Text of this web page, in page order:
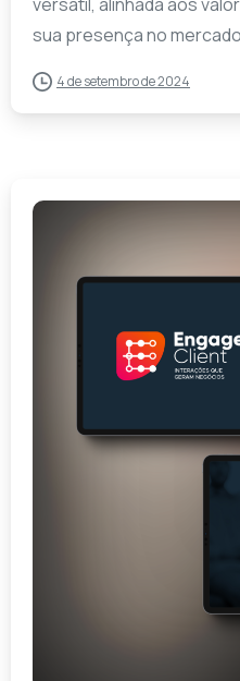
sua presença no
4 de setembro de 2024